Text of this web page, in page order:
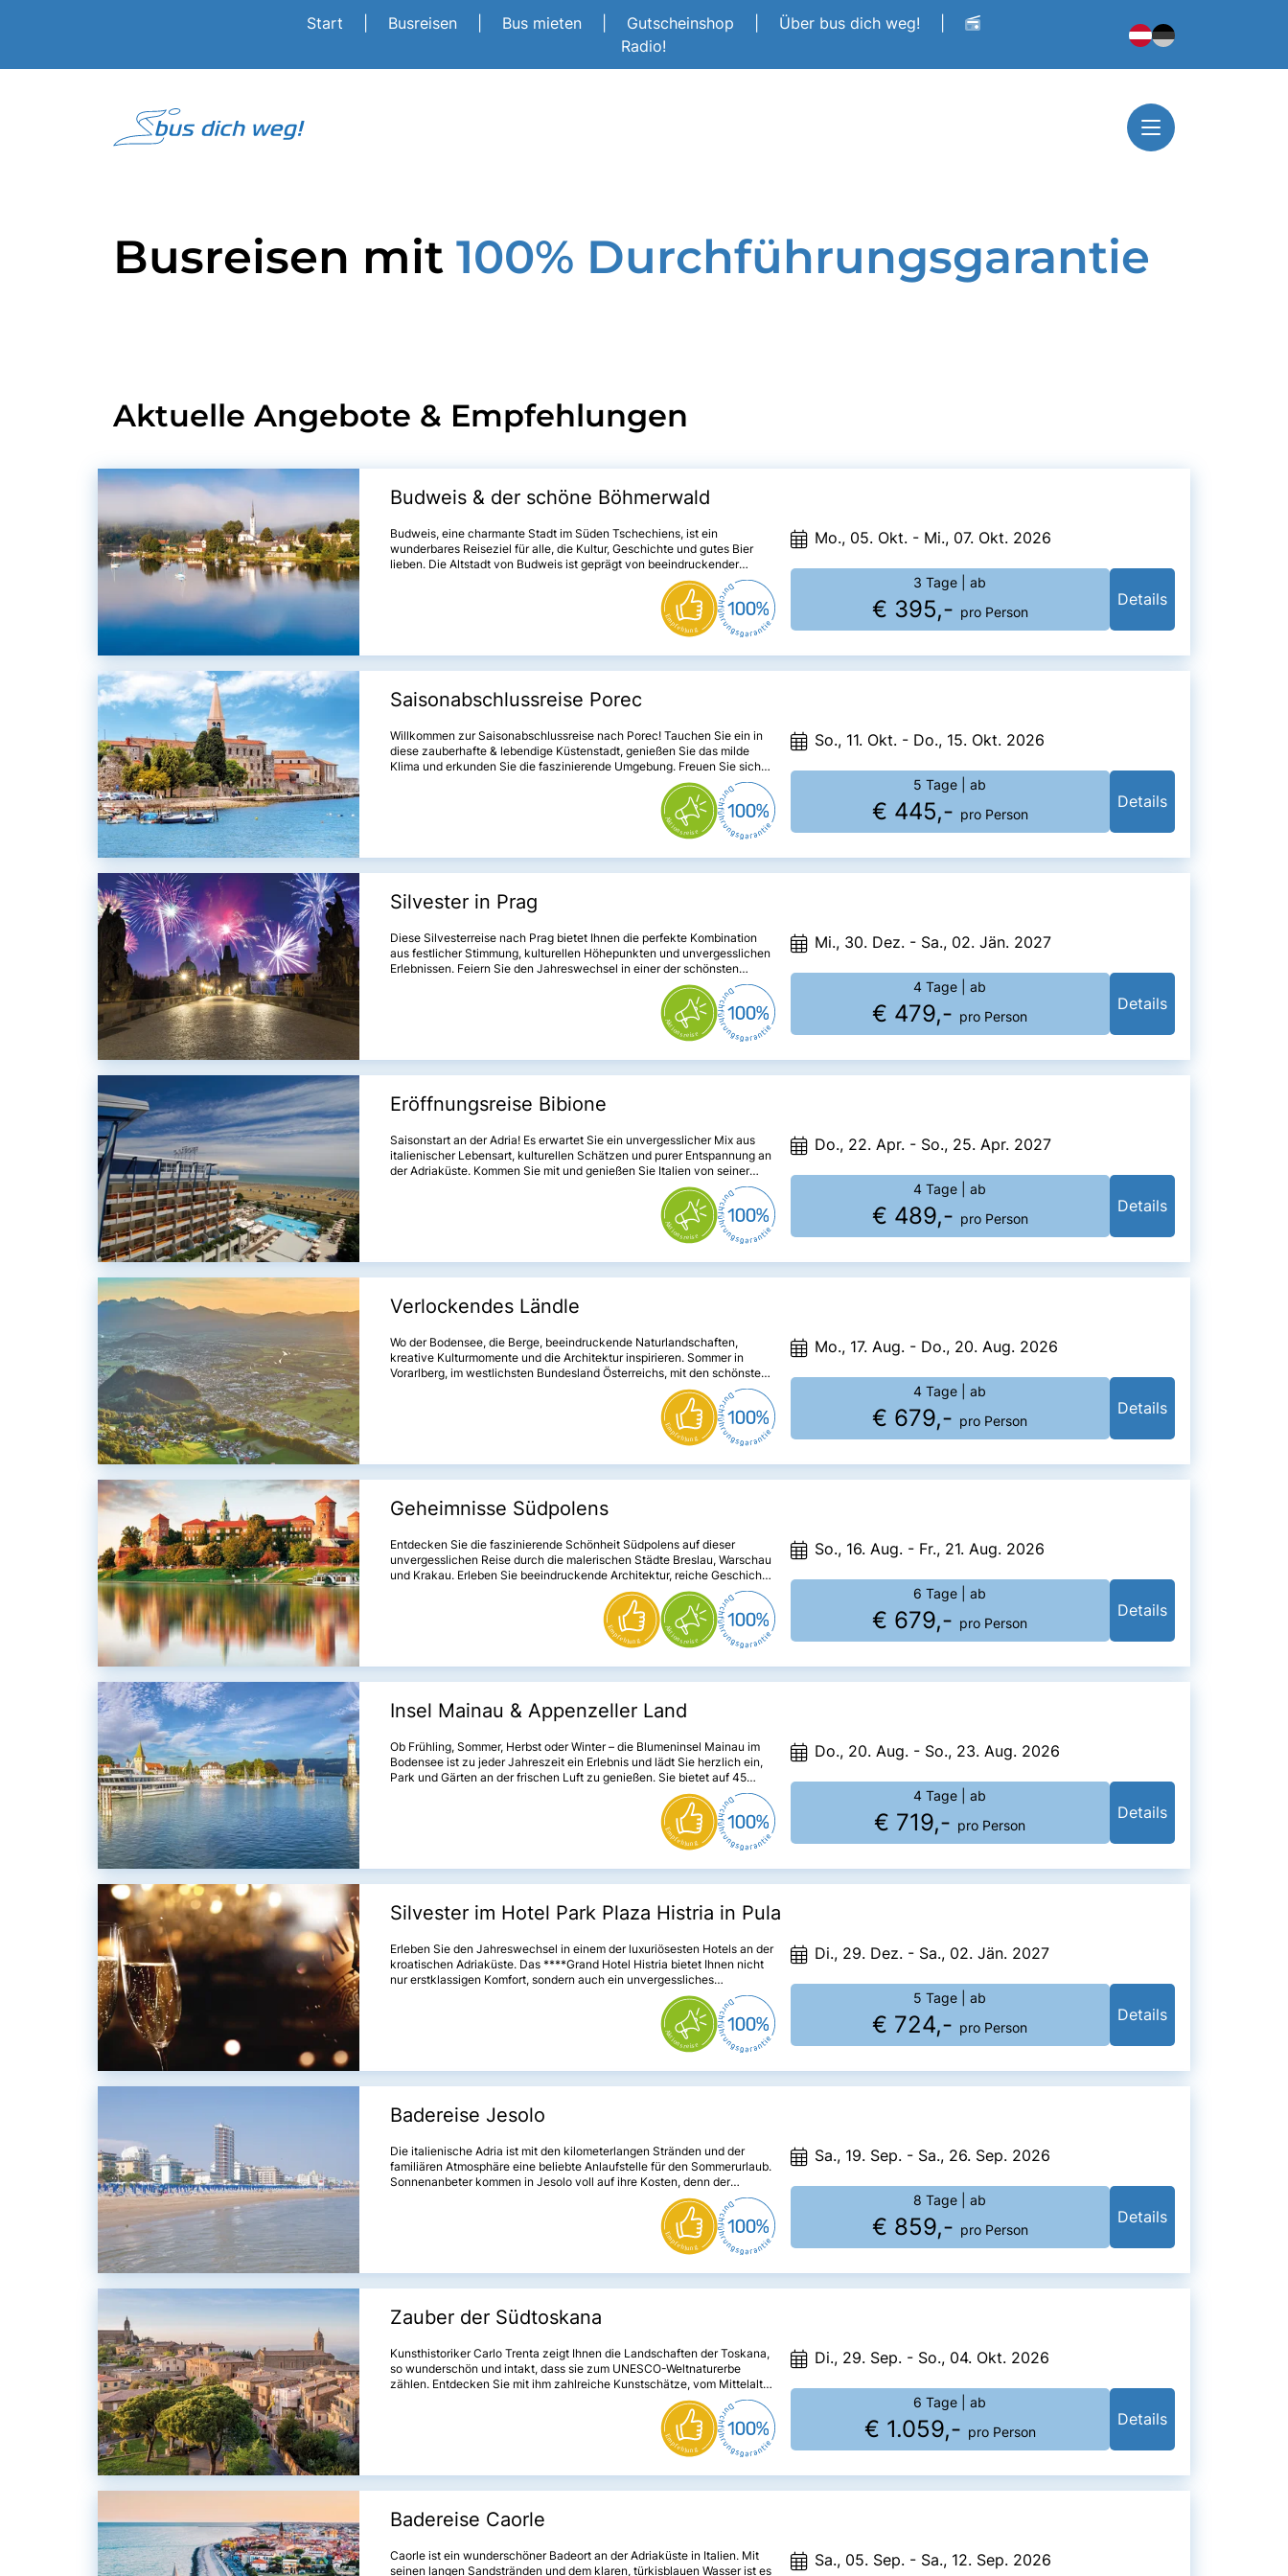
Start Busreisen Bus mieten Gutscheinshop Über bus dich weg!
Radio!
Busreisen mit 100% Durchführungsgarantie
Aktuelle Angebote & Empfehlungen
Budweis & der schöne Böhmerwald
Budweis, eine charmante Stadt im Süden Tschechiens, ist ein
wunderbares Reiseziel für alle, die Kultur, Geschichte und gutes Bier
lieben. Die Altstadt von Budweis ist geprägt von beeindruckender
Architektur aus verschiedenen Epochen. Nicht weit von Budweis
entfernt liegt der schöne Böhmerwald, ein Naturschutzgebiet mit einer
atemberaubenden Landschaft. Hier kann man wandern, Rad fahren
oder einfach die Natur genießen. Der Böhmerwald ist auch für seine
Mo., 05. Okt. - Mi., 07. Okt. 2026
3 Tage | ab
€ 395,- pro Person
Details
Saisonabschlussreise Porec
Willkommen zur Saisonabschlussreise nach Porec! Tauchen Sie ein in
diese zauberhafte & lebendige Küstenstadt, genießen Sie das milde
Klima und erkunden Sie die faszinierende Umgebung. Freuen Sie sich
auf unvergessliche Erlebnisse und entspannte Tage am Meer.
So., 11. Okt. - Do., 15. Okt. 2026
5 Tage | ab
€ 445,- pro Person
Details
Silvester in Prag
Diese Silvesterreise nach Prag bietet Ihnen die perfekte Kombination
aus festlicher Stimmung, kulturellen Höhepunkten und unvergesslichen
Erlebnissen. Feiern Sie den Jahreswechsel in einer der schönsten
Städte Europas und genießen Sie die magische Atmosphäre, die Prag zu
bieten hat. Von den beeindruckenden Sehenswürdigkeiten bis hin zu
den festlichen Feierlichkeiten – diese Reise wird Ihnen lange in
Mi., 30. Dez. - Sa., 02. Jän. 2027
4 Tage | ab
€ 479,- pro Person
Details
Eröffnungsreise Bibione
Saisonstart an der Adria! Es erwartet Sie ein unvergesslicher Mix aus
italienischer Lebensart, kulturellen Schätzen und purer Entspannung an
der Adriaküste. Kommen Sie mit und genießen Sie Italien von seiner
Do., 22. Apr. - So., 25. Apr. 2027
4 Tage | ab
€ 489,- pro Person
Details
Verlockendes Ländle
Wo der Bodensee, die Berge, beeindruckende Naturlandschaften,
kreative Kulturmomente und die Architektur inspirieren. Sommer in
Vorarlberg, im westlichsten Bundesland Österreichs, mit den schönsten
Tälern, Dörfern und Orten des Ländle. Schönheiten der besonderen Art.
Mo., 17. Aug. - Do., 20. Aug. 2026
4 Tage | ab
€ 679,- pro Person
Details
Geheimnisse Südpolens
Entdecken Sie die faszinierende Schönheit Südpolens auf dieser
unvergesslichen Reise durch die malerischen Städte Breslau, Warschau
und Krakau. Erleben Sie beeindruckende Architektur, reiche Geschichte
und atemberaubende Landschaften, während Sie in die Kultur und
Traditionen des Landes eintauchen. Von der charmanten Atmosphäre
Breslaus bis zu den majestätischen Gipfeln der Hohen Tatra – diese
Reise verspricht unvergessliche Erlebnisse und bleibende Erinnerungen.
So., 16. Aug. - Fr., 21. Aug. 2026
6 Tage | ab
€ 679,- pro Person
Details
Insel Mainau & Appenzeller Land
Ob Frühling, Sommer, Herbst oder Winter – die Blumeninsel Mainau im
Bodensee ist zu jeder Jahreszeit ein Erlebnis und lädt Sie herzlich ein,
Park und Gärten an der frischen Luft zu genießen. Sie bietet auf 45
Hektar faszinierende Ein- und Ausblicke und überrascht dabei immer
Do., 20. Aug. - So., 23. Aug. 2026
4 Tage | ab
€ 719,- pro Person
Details
Silvester im Hotel Park Plaza Histria in Pula
Erleben Sie den Jahreswechsel in einem der luxuriösesten Hotels an der
kroatischen Adriaküste. Das ****Grand Hotel Histria bietet Ihnen nicht
nur erstklassigen Komfort, sondern auch ein unvergessliches
Unterhaltungsprogramm, das Ihren „Rutsch“ ins Neue Jahr zu einem
Di., 29. Dez. - Sa., 02. Jän. 2027
5 Tage | ab
€ 724,- pro Person
Details
Badereise Jesolo
Die italienische Adria ist mit den kilometerlangen Stränden und der
familiären Atmosphäre eine beliebte Anlaufstelle für den Sommerurlaub.
Sonnenanbeter kommen in Jesolo voll auf ihre Kosten, denn der
beliebte Badeort besticht mit einem 15 km langen Sandstrand.
Sa., 19. Sep. - Sa., 26. Sep. 2026
8 Tage | ab
€ 859,- pro Person
Details
Zauber der Südtoskana
Kunsthistoriker Carlo Trenta zeigt Ihnen die Landschaften der Toskana,
so wunderschön und intakt, dass sie zum UNESCO-Weltnaturerbe
zählen. Entdecken Sie mit ihm zahlreiche Kunstschätze, vom Mittelalter
Di., 29. Sep. - So., 04. Okt. 2026
6 Tage | ab
€ 1.059,- pro Person
Details
Badereise Caorle
Caorle ist ein wunderschöner Badeort an der Adriaküste in Italien. Mit
seinen langen Sandstränden und dem klaren, türkisblauen Wasser ist es
Sa., 05. Sep. - Sa., 12. Sep. 2026